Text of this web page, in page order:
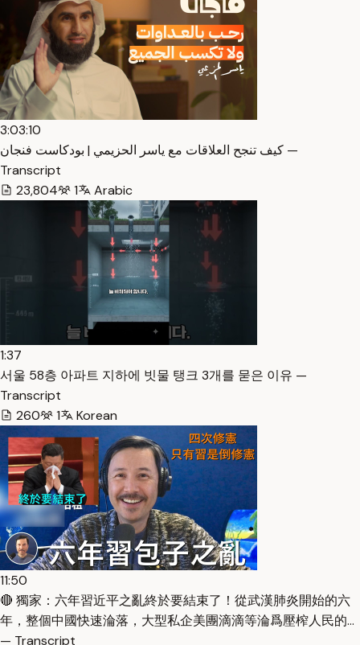
3:03:10
كيف تنجح العلاقات مع ياسر الحزيمي | بودكاست فنجان —
Transcript
23,804
1 Arabic
1:37
서울 58층 아파트 지하에 빗물 탱크 3개를 묻은 이유 —
Transcript
260
1 Korean
11:50
🔴 獨家：六年習近平之亂終於要結束了！從武漢肺炎開始的六
年，整個中國快速淪落，大型私企美團滴滴等淪爲壓榨人民的…
— Transcript